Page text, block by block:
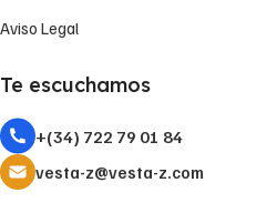
Aviso Legal
Te escuchamos
+(34) 722 79 01 84
vesta-z@vesta-z.com